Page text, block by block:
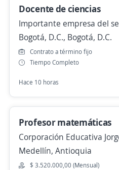
Docente de ciencias
ingeniería
Agencia de Empleo de
Apartadó, Antioquia
Hace 7 horas
Docente de ingeniería
Agencia de Empleo de
Apartadó, Antioquia
Docente de ciencias
Importante empresa del
Bogotá, D.C., Bogotá, D.C.
Contrato a término fijo
Tiempo Completo
Hace 10 horas
Profesor matemáticas
Corporación Educativa
Medellín, Antioquia
$ 3.520.000,00 (Mensual)